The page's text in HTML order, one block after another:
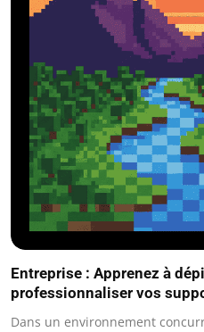
Entreprise : Apprenez à
professionnaliser vos
Dans un environnement